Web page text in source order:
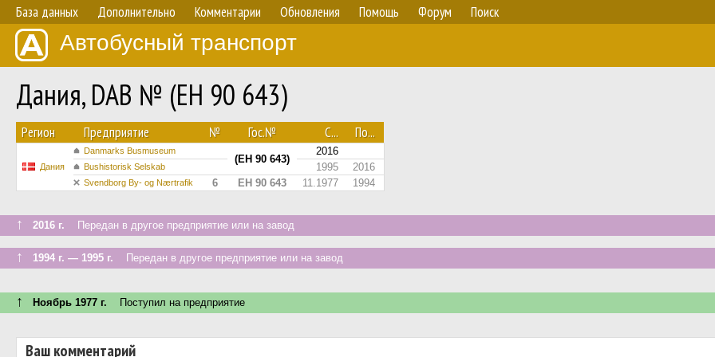
База данных Дополнительно Комментарии Обновления Помощь Форум Поиск
Автобусный транспорт
Дания, DAB № (EH 90 643)
Регион Предприятие № Гос.№ С... По...
Дания
Danmarks Busmuseum
(EH 90 643)
2016
Bushistorisk Selskab 1995 2016
Svendborg By- og Nærtrafik 6 EH 90 643 11.1977 1994
↑ 2016 г. Передан в другое предприятие или на завод
↑ 1994 г. — 1995 г. Передан в другое предприятие или на завод
↑ Ноябрь 1977 г. Поступил на предприятие
Ваш комментарий